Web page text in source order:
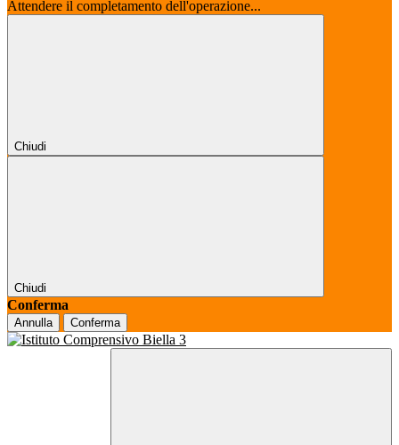
Attendere il completamento dell'operazione...
Chiudi
Chiudi
Conferma
Annulla Conferma